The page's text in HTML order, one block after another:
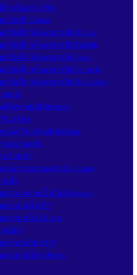
กกล้องวงจรปิด
งบันทึกDahua
งบันทึกกล้องวงจรปิดHilook
งบันทึกกล้องวงจรปิดTp-link
งบันทึกกล้องวงจรปิดImou
งบันทึกกล้องวงจรปิดUniarch
งบันทึกกล้องวงจรปิดHikvision
ยนต์
ติดรถยนต์Hikvision
มกล้อง
ณ์เสริมกล้องHikvision
ามปลอดภัย
นใบหน้า
ณ์ความปลอดภัยHikvision
นนิ้ว
งสแกนลายนิ้วมือHikvision
งสแกนนิ้วHIP
งสแกนนิ้วZKteco
นบัตร
งสแกนบัตรHIP
งสแกนบัตรZKteco